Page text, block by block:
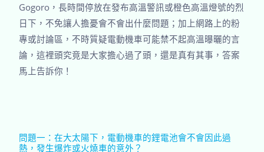
Gogoro ，長時間停放在發布高溫警訊或橙色高溫燈號的烈
日下，不免讓人擔憂會不會出什麼問題；加上網路上的粉
專或討論區，不時質疑電動機車可能禁不起高溫曝曬的言
論，這裡頭究竟是大家擔心過了頭，還是真有其事，答案
馬上告訴你！
問題一：在大太陽下，電動機車的鋰電池會不會因此過
熱，發生爆炸或火燒車的意外？